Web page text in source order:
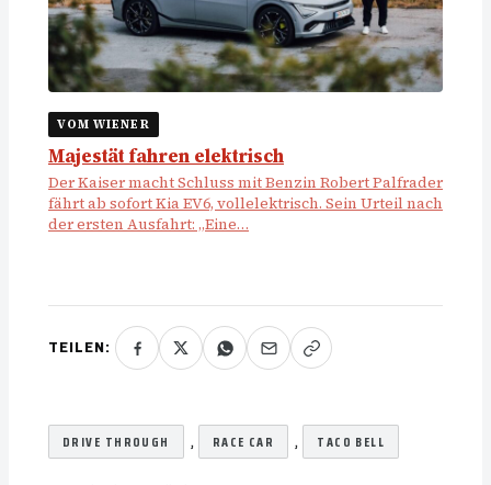
VOM WIENER
Majestät fahren elektrisch
Der Kaiser macht Schluss mit Benzin Robert Palfrader
fährt ab sofort Kia EV6, vollelektrisch. Sein Urteil nach
der ersten Ausfahrt: „Eine…
TEILEN:
DRIVE THROUGH , RACE CAR , TACO BELL